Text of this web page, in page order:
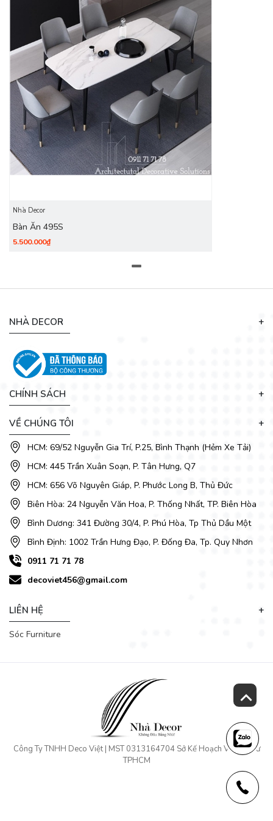
.... Chọn lựa bàn ăn cho gia đình là một việc hết sức quan
trọng vì thế cần phải cân nhắc trước khi quyết định. Nếu bạn
vẫn còn đắn đo trong vấn đề lựa chọn sản phẩm bàn ăn ghế
ăn phù hợp thì hãy liên hệ ngay với chúng tôi để được tư vấn
và giải đáp thắc mắc nhé.
Nhà Decor
Bàn Ăn 495S
5.500.000₫
NHÀ DECOR
CHÍNH SÁCH
VỀ CHÚNG TÔI
HCM: 69/52 Nguyễn Gia Trí, P.25, Bình Thạnh (Hẻm Xe Tải)
HCM: 445 Trần Xuân Soạn, P. Tân Hưng, Q7
HCM: 656 Võ Nguyên Giáp, P. Phước Long B, Thủ Đức
Biên Hòa: 24 Nguyễn Văn Hoa, P. Thống Nhất, TP. Biên Hòa
Bình Dương: 341 Đường 30/4, P. Phú Hòa, Tp Thủ Dầu Một
Bình Định: 1002 Trần Hưng Đạo, P. Đống Đa, Tp. Quy Nhơn
0911 71 71 78
decoviet456@gmail.com
LIÊN HỆ
Sóc Furniture
Công Ty TNHH Deco Việt | MST 0313164704 Sở Kế Hoạch Và Đầu Tư
TPHCM